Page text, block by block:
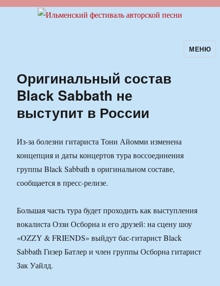
Ильменский фестиваль авторскойМЕНЮ
Оригинальный состав
Black Sabbath не
выступит в России
Из-за болезни гитариста Тони Айомми изменена
концепция и даты концертов тура воссоединения
группы Black Sabbath в оригинальном составе,
сообщается в пресс-релизе.
Большая часть тура будет проходить как выступления
вокалиста Оззи Осборна и его друзей: на сцену шоу
«OZZY & FRIENDS» выйдут бас-гитарист Black
Sabbath Гизер Батлер и член группы Осборна гитарист
Зак Уайлд.